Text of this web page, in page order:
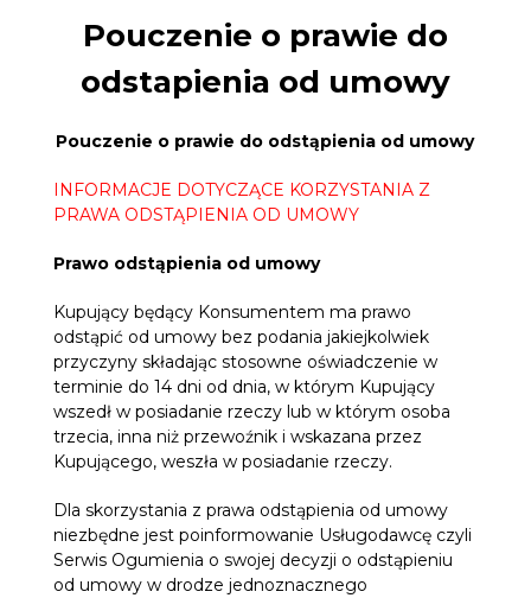
Pouczenie o prawie do
odstapienia od umowy
Pouczenie o prawie do odstąpienia od umowy
INFORMACJE DOTYCZĄCE KORZYSTANIA Z
PRAWA ODSTĄPIENIA OD UMOWY
Prawo odstąpienia od umowy
Kupujący będący Konsumentem ma prawo
odstąpić od umowy bez podania jakiejkolwiek
przyczyny składając stosowne oświadczenie w
terminie do 14 dni od dnia, w którym Kupujący
wszedł w posiadanie rzeczy lub w którym osoba
trzecia, inna niż przewoźnik i wskazana przez
Kupującego, weszła w posiadanie rzeczy.
Dla skorzystania z prawa odstąpienia od umowy
niezbędne jest poinformowanie Usługodawcę czyli
Serwis Ogumienia o swojej decyzji o odstąpieniu
od umowy w drodze jednoznacznego